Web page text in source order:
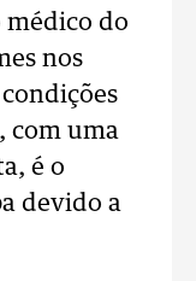
médico do
nos
com uma
é o
devido a